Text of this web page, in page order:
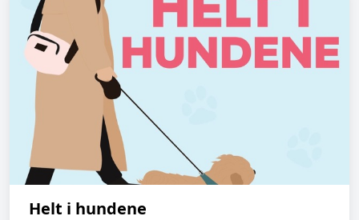
Helt i hundene